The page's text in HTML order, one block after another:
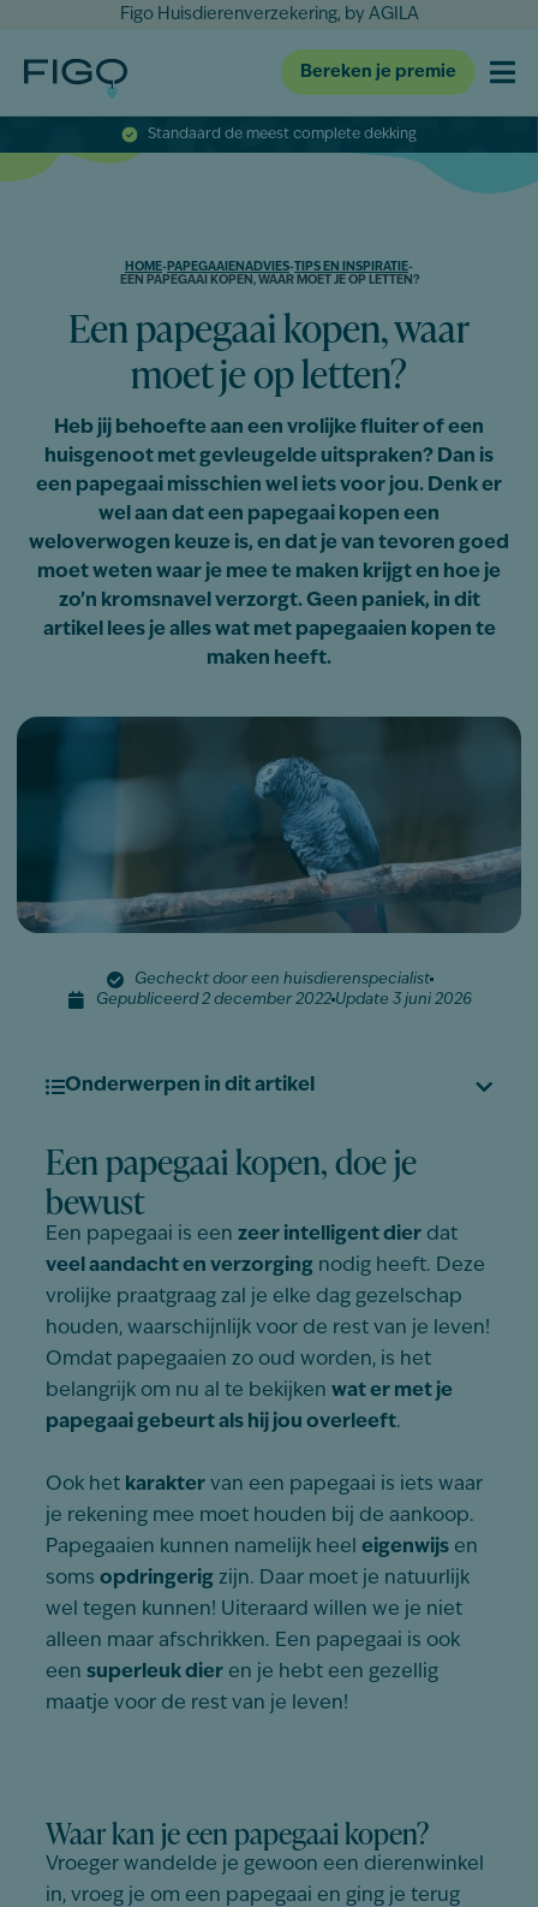
Figo Huisdierenverzekering, by AGILA
Bereken je premie
Standaard de meest complete dekking
HOME- PAPEGAAIENADVIES-TIPS EN INSPIRATIE-
EEN PAPEGAAI KOPEN, WAAR MOET JE OP LETTEN?
Een papegaai kopen, waar
moet je op letten?
Heb jij behoefte aan een vrolijke fluiter of een
huisgenoot met gevleugelde uitspraken? Dan is
een papegaai misschien wel iets voor jou. Denk er
wel aan dat een papegaai kopen een
weloverwogen keuze is, en dat je van tevoren goed
moet weten waar je mee te maken krijgt en hoe je
zo’n kromsnavel verzorgt. Geen paniek, in dit
artikel lees je alles wat met papegaaien kopen te
maken heeft.
Gecheckt door een huisdierenspecialist
Gepubliceerd 2 december 2022 Update 3 juni 2026
Onderwerpen in dit artikel
Een papegaai kopen, doe je
bewust
Een papegaai is een zeer intelligent dier dat
veel aandacht en verzorging nodig heeft. Deze
vrolijke praatgraag zal je elke dag gezelschap
houden, waarschijnlijk voor de rest van je leven!
Omdat papegaaien zo oud worden, is het
belangrijk om nu al te bekijken wat er met je
papegaai gebeurt als hij jou overleeft.
Ook het karakter van een papegaai is iets waar
je rekening mee moet houden bij de aankoop.
Papegaaien kunnen namelijk heel eigenwijs en
soms opdringerig zijn. Daar moet je natuurlijk
wel tegen kunnen! Uiteraard willen we je niet
alleen maar afschrikken. Een papegaai is ook
een superleuk dier en je hebt een gezellig
maatje voor de rest van je leven!
Waar kan je een papegaai kopen?
Vroeger wandelde je gewoon een dierenwinkel
in, vroeg je om een papegaai en ging je terug